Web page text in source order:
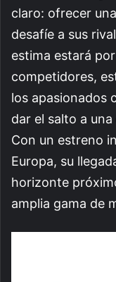
claro: ofrecer
desafíe a sus
estima estará
competidores,
los apasionados
dar el salto a
Con un estreno
Europa, su
horizonte
amplia gama de